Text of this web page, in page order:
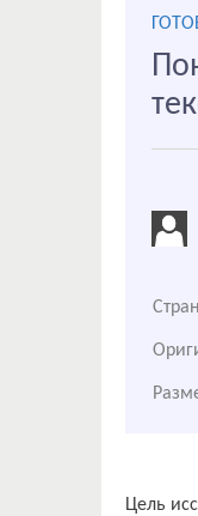
Цель